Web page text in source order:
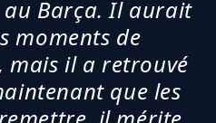
Barça. Il aurait
moments de
mais il a retrouvé
que les